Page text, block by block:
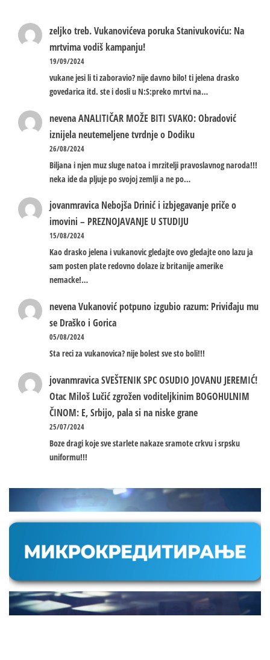
zeljko treb.Vukanovićeva poruka Stanivukoviću: Na
mrtvima vodiš kampanju!
19/09/2024
vukane jesi li ti zaboravio? nije davno bilo! ti jelena drasko
govedarica itd. ste i dosli u N:S:preko mrtvi na…
nevenaANALITIČAR MOŽE BITI SVAKO: Obradović
iznijela neutemeljene tvrdnje o Dodiku
26/08/2024
Biljana i njen muz sluge natoa i mrzitelji pravoslavnog naroda!!!
neka ide da pljuje po svojoj zemlji a ne po…
jovanmravica Nebojša Drinić i izbjegavanje priče o
imovini – PREZNOJAVANJE U STUDIJU
15/08/2024
Kao drasko jelena i vukanovic gledajte ovo gledajte ono lazu ja
sam posten plate redovno dolaze iz britanije amerike
nemacke!…
nevenaVukanović potpuno izgubio razum: Priviđaju mu
se Draško i Gorica
05/08/2024
Sta reci za vukanovica? nije bolest sve sto boli!!!
jovanmravicaSVEŠTENIK SPC OSUDIO JOVANU JEREMIĆ!
Otac Miloš Lučić zgrožen voditeljkinim BOGOHULNIM
ČINOM: E, Srbijo, pala si na niske grane
25/07/2024
Boze dragi koje sve starlete nakaze sramote crkvu i srpsku
uniformu!!!